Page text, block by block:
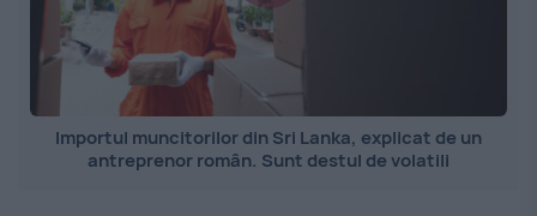
Importul muncitorilor din Sri Lanka, explicat de un
antreprenor român. Sunt destul de volatili